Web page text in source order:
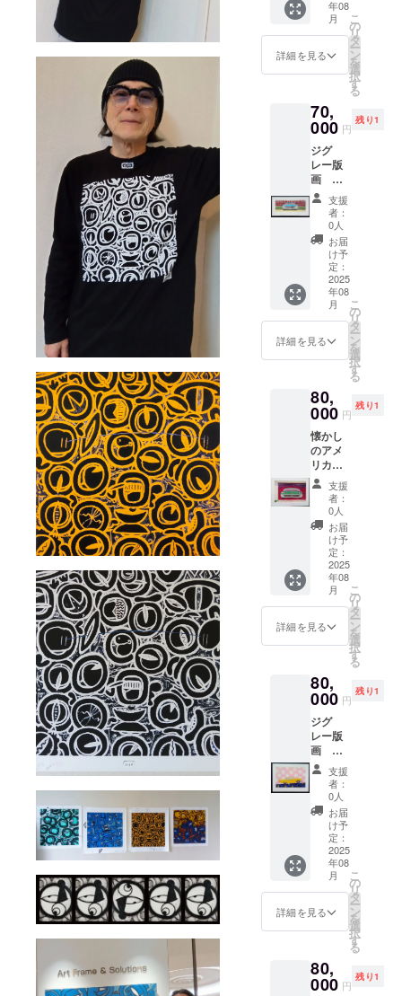
レーム
サイ
ズ 約
63×30
㎝ 多少
のサイ
はござ
います
ので、
ご了承
くださ
い。 エ
ディ
ション
はAPで
す AP
とは
アー
ティス
トプー
ルの略
称で、
限定枚
トのた
めに数
枚 版
元が
アー
ティス
トのた
めに
作った
か版画
シート
です。
年08
月
詳細を見る
こ
の
リ
タ
ー
ン
を
選
択
す
る
70,
000 円
残り1
ジグ
レー版
画
「ホッ
トロッ
ド」
49×17,5
㎝ エ
ディ
ション
はAPで
す。 フ
レーム
サイ
ズ 約
63×30
のサイ
ズ変更
はござ
います
ので、
ご了承
くださ
い。
支援
者：
0人
お届
け予
定：
2025
年08
月
詳細を見る
こ
の
リ
タ
ー
ン
を
選
択
す
る
80,
000 円
残り1
懐かし
のアメ
リカ
アメ車
シリー
ズ ジ
グレー
版画
「ガ
レー
ジ」
画面
サイズ
49×33
㎝ フ
レーム
ズ 約
63×46
多少の
サイズ
変更は
ござい
ますの
で、ご
了承く
ださ
い。
支援
者：
0人
お届
け予
定：
2025
年08
月
詳細を見る
こ
の
リ
タ
ー
ン
を
選
択
す
る
80,
000 円
残り1
ジグ
レー版
画 ・
「懐か
しのア
メリ
カ」
黄色い
シボ
レーベ
ルエ
ア
49×33
㎝ ・エ
ディ
ション
AP・
アー
支援
者：
0人
お届
け予
定：
2025
年08
月
詳細を見る
こ
の
リ
タ
ー
ン
を
選
択
す
る
80,
000 円
残り1